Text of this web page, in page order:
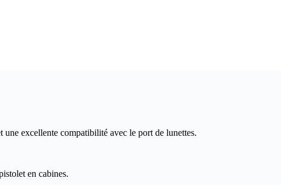
excellente compatibilité avec le port de lunettes.
en cabines.